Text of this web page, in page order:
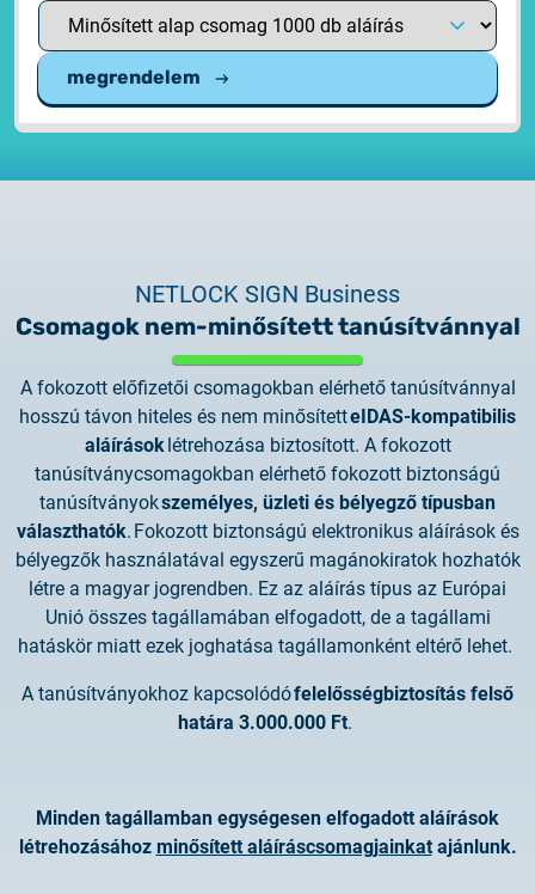
megrendelem
NETLOCK SIGN Business
Csomagok nem-minősített tanúsítvánnyal
A fokozott előfizetői csomagokban elérhető tanúsítvánnyal
hosszú távon hiteles és nem minősítetteIDAS-kompatibilis
aláírások létrehozása biztosított. A fokozott
tanúsítványcsomagokban elérhető fokozott biztonságú
tanúsítványokszemélyes, üzleti és bélyegző típusban
választhatók. Fokozott biztonságú elektronikus aláírások és
bélyegzők használatával egyszerű magánokiratok hozhatók
létre a magyar jogrendben. Ez az aláírás típus az Európai
Unió összes tagállamában elfogadott, de a tagállami
hatáskör miatt ezek joghatása tagállamonként eltérő lehet.
A tanúsítványokhoz kapcsolódófelelősségbiztosítás felső
határa 3.000.000 Ft.
Minden tagállamban egységesen elfogadott aláírások
létrehozásához minősített aláíráscsomagjainkatajánlunk.